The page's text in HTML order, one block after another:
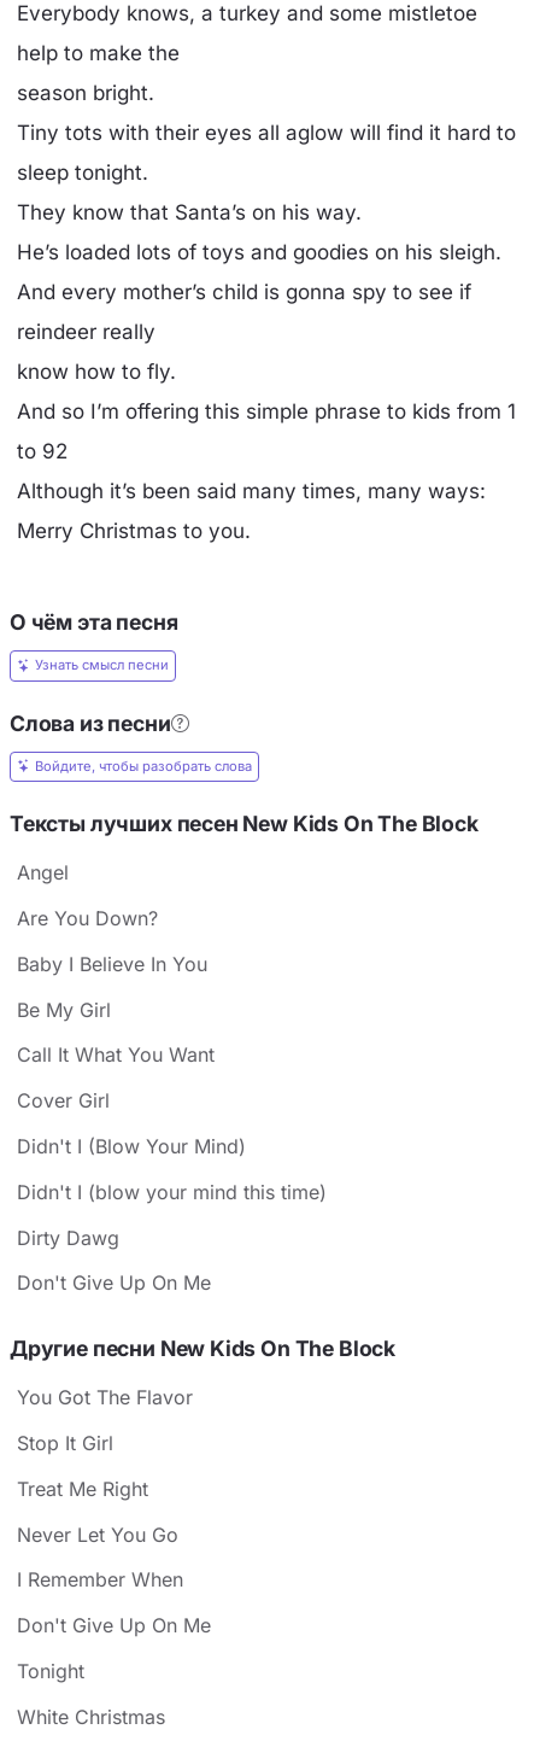
Everybody knows, a turkey and some mistletoe
help to make the
season bright.
Tiny tots with their eyes all aglow will find it hard to
sleep tonight.
They know that Santa’s on his way.
He’s loaded lots of toys and goodies on his sleigh.
And every mother’s child is gonna spy to see if
reindeer really
know how to fly.
And so I’m offering this simple phrase to kids from 1
to 92
Although it’s been said many times, many ways:
Merry Christmas to you.
О чём эта песня
Узнать смысл песни
Слова из песни
Войдите, чтобы разобрать слова
Тексты лучших песен New Kids On The Block
Angel
Are You Down?
Baby I Believe In You
Be My Girl
Call It What You Want
Cover Girl
Didn't I (Blow Your Mind)
Didn't I (blow your mind this time)
Dirty Dawg
Don't Give Up On Me
Другие песни New Kids On The Block
You Got The Flavor
Stop It Girl
Treat Me Right
Never Let You Go
I Remember When
Don't Give Up On Me
Tonight
White Christmas